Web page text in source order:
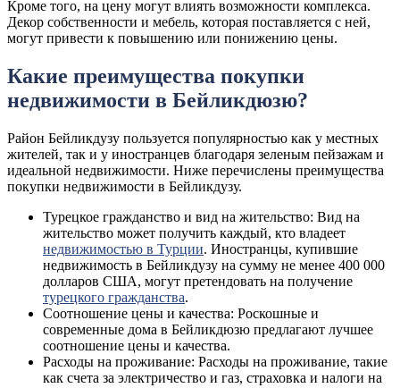
Кроме того, на цену могут влиять возможности комплекса.
Декор собственности и мебель, которая поставляется с ней,
могут привести к повышению или понижению цены.
Какие преимущества покупки
недвижимости в Бейликдюзю?
Район Бейликдузу пользуется популярностью как у местных
жителей, так и у иностранцев благодаря зеленым пейзажам и
идеальной недвижимости. Ниже перечислены преимущества
покупки недвижимости в Бейликдузу.
Турецкое гражданство и вид на жительство: Вид на
жительство может получить каждый, кто владеет
недвижимостью в Турции. Иностранцы, купившие
недвижимость в Бейликдузу на сумму не менее 400 000
долларов США, могут претендовать на получение
турецкого гражданства.
Соотношение цены и качества: Роскошные и
современные дома в Бейликдюзю предлагают лучшее
соотношение цены и качества.
Расходы на проживание: Расходы на проживание, такие
как счета за электричество и газ, страховка и налоги на